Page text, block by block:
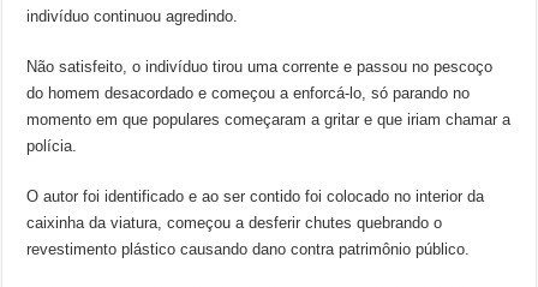
indivíduo continuou agredindo.
Não satisfeito, o indivíduo tirou uma corrente e passou no pescoço
do homem desacordado e começou a enforcá-lo, só parando no
momento em que populares começaram a gritar e que iriam chamar a
polícia.
O autor foi identificado e ao ser contido foi colocado no interior da
caixinha da viatura, começou a desferir chutes quebrando o
revestimento plástico causando dano contra patrimônio público.